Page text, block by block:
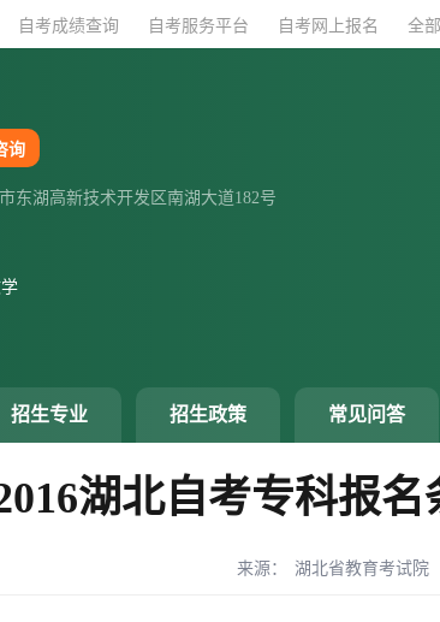
自考成绩查询 自考服务平台 自考网上报名 全部
询
东湖高新技术开发区南湖大道182号
招生专业 招生政策 常见问答
湖北自考专科报名
来源： 湖北省教育考试院
自考成绩查询 自考服务平台 自考网上报名 全部